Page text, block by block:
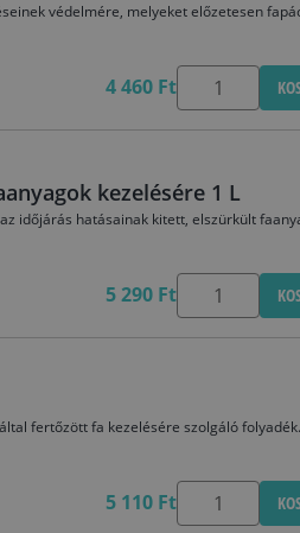
védelmére, melyeket előzetesen
4 460 Ft
kezelésére 1 L
időjárás hatásainak kitett, elszürkült
5 290 Ft
fertőzött fa kezelésére szolgáló
5 110 Ft